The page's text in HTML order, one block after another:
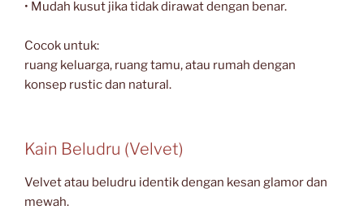
• Mudah kusut jika tidak dirawat dengan benar.
Cocok untuk:
ruang keluarga, ruang tamu, atau rumah dengan
konsep rustic dan natural.
Kain Beludru (Velvet)
Velvet atau beludru identik dengan kesan glamor dan
mewah.